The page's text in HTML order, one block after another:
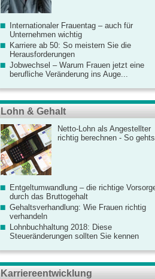
Internationaler Frauentag – auch für
Unternehmen wichtig
Karriere ab 50: So meistern Sie die
Herausforderungen
Jobwechsel – Warum Frauen jetzt eine
berufliche Veränderung ins Auge...
Lohn & Gehalt
Netto-Lohn als Angestellter
richtig berechnen - So
Entgeltumwandlung – die richtige
durch das Bruttogehalt
Gehaltsverhandlung: Wie Frauen richtig
verhandeln
Lohnbuchhaltung 2018: Diese
Steueränderungen sollten Sie kennen
Karriereentwicklung